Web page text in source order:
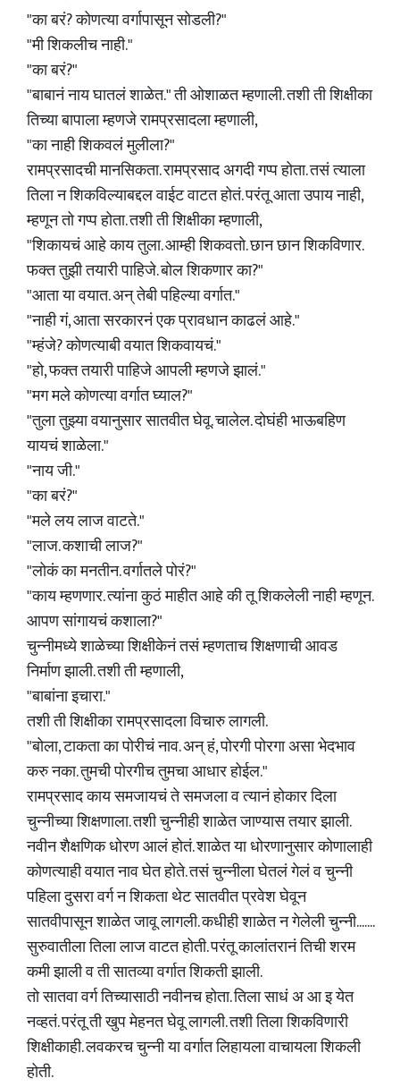
"का बरं? कोणत्या वर्गापासून सोडली?"
"मी शिकलीच नाही."
"का बरं?"
"बाबानं नाय घातलं शाळेत." ती ओशाळत म्हणाली. तशी ती शिक्षीका
तिच्या बापाला म्हणजे रामप्रसादला म्हणाली,
"का नाही शिकवलं मुलीला?"
रामप्रसादची मानसिकता. रामप्रसाद अगदी गप्प होता. तसं त्याला
तिला न शिकविल्याबद्दल वाईट वाटत होतं. परंतू आता उपाय नाही,
म्हणून तो गप्प होता. तशी ती शिक्षीका म्हणाली,
"शिकायचं आहे काय तुला. आम्ही शिकवतो. छान छान शिकविणार.
फक्त तुझी तयारी पाहिजे. बोल शिकणार का?"
"आता या वयात. अन् तेबी पहिल्या वर्गात."
"नाही गं, आता सरकारनं एक प्रावधान काढलं आहे."
"म्हंजे? कोणत्याबी वयात शिकवायचं."
"हो, फक्त तयारी पाहिजे आपली म्हणजे झालं."
"मग मले कोणत्या वर्गात घ्याल?"
"तुला तुझ्या वयानुसार सातवीत घेवू. चालेल. दोघंही भाऊबहिण
यायचं शाळेला."
"नाय जी."
"का बरं?"
"मले लय लाज वाटते."
"लाज. कशाची लाज?"
"लोकं का मनतीन. वर्गातले पोरं?"
"काय म्हणणार. त्यांना कुठं माहीत आहे की तू शिकलेली नाही म्हणून.
आपण सांगायचं कशाला?"
चुन्नीमध्ये शाळेच्या शिक्षीकेनं तसं म्हणताच शिक्षणाची आवड
निर्माण झाली. तशी ती म्हणाली,
"बाबांना इचारा."
तशी ती शिक्षीका रामप्रसादला विचारु लागली.
"बोला, टाकता का पोरीचं नाव. अन् हं, पोरगी पोरगा असा भेदभाव
करु नका. तुमची पोरगीच तुमचा आधार होईल."
रामप्रसाद काय समजायचं ते समजला व त्यानं होकार दिला
चुन्नीच्या शिक्षणाला. तशी चुन्नीही शाळेत जाण्यास तयार झाली.
नवीन शैक्षणिक धोरण आलं होतं. शाळेत या धोरणानुसार कोणालाही
कोणत्याही वयात नाव घेत होते. तसं चुन्नीला घेतलं गेलं व चुन्नी
पहिला दुसरा वर्ग न शिकता थेट सातवीत प्रवेश घेवून
सातवीपासून शाळेत जावू लागली. कधीही शाळेत न गेलेली चुन्नी.......
सुरुवातीला तिला लाज वाटत होती. परंतू कालांतरानं तिची शरम
कमी झाली व ती सातव्या वर्गात शिकती झाली.
तो सातवा वर्ग तिच्यासाठी नवीनच होता. तिला साधं अ आ इ येत
नव्हतं. परंतू ती खुप मेहनत घेवू लागली. तशी तिला शिकविणारी
शिक्षीकाही. लवकरच चुन्नी या वर्गात लिहायला वाचायला शिकली
होती.